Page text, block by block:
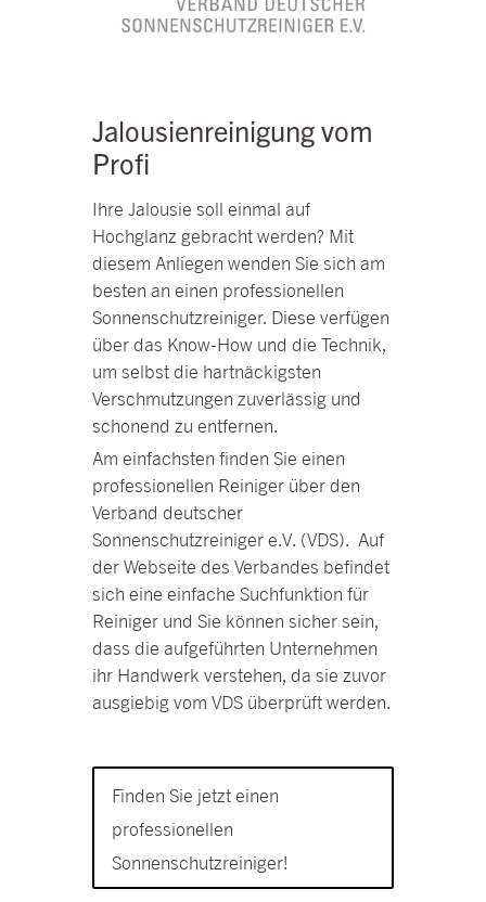
Jalousienreinigung vom
Profi
Ihre Jalousie soll einmal auf
Hochglanz gebracht werden? Mit
diesem Anliegen wenden Sie sich am
besten an einen professionellen
Sonnenschutzreiniger. Diese verfügen
über das Know-How und die Technik,
um selbst die hartnäckigsten
Verschmutzungen zuverlässig und
schonend zu entfernen.
Am einfachsten finden Sie einen
professionellen Reiniger über den
Verband deutscher
Sonnenschutzreiniger e.V. (VDS). Auf
der Webseite des Verbandes befindet
sich eine einfache Suchfunktion für
Reiniger und Sie können sicher sein,
dass die aufgeführten Unternehmen
ihr Handwerk verstehen, da sie zuvor
ausgiebig vom VDS überprüft werden.
Finden Sie jetzt einen
professionellen
Sonnenschutzreiniger!